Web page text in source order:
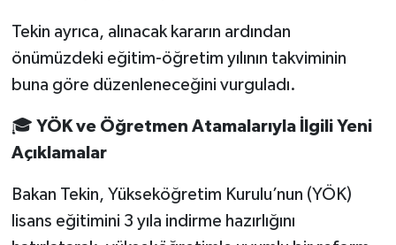
Tekin ayrıca, alınacak kararın ardından
önümüzdeki eğitim-öğretim yılının takviminin
buna göre düzenleneceğini vurguladı.
🎓 YÖK ve Öğretmen Atamalarıyla İlgili Yeni
Açıklamalar
Bakan Tekin, Yükseköğretim Kurulu’nun (YÖK)
lisans eğitimini 3 yıla indirme hazırlığını